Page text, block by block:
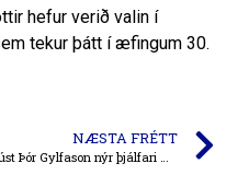
hefur verið valin í
tekur þátt í æfingum 30.
NÆSTA FRÉTT
Ágúst Þór Gylfason nýr þjálfari meistaraflokks karla